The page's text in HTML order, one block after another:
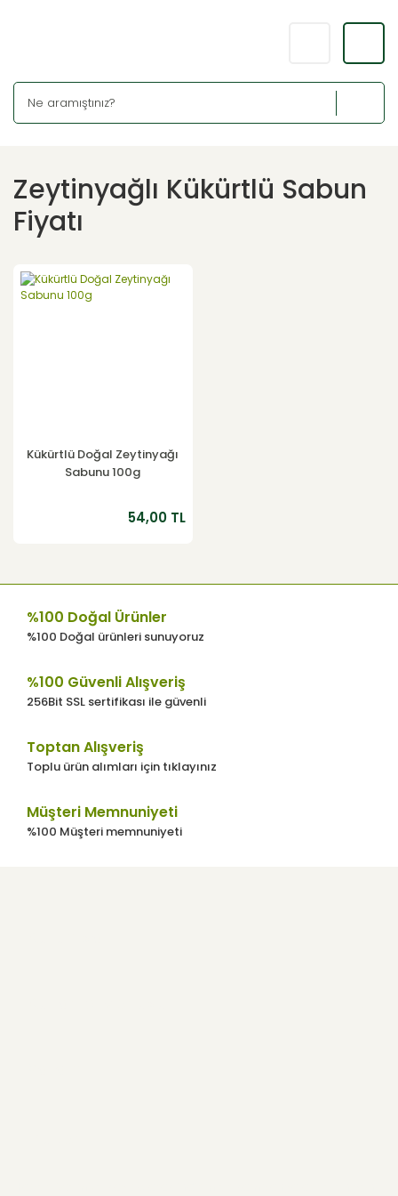
Zeytinyağlı Kükürtlü Sabun
Fiyatı
Kükürtlü Doğal Zeytinyağı
Sabunu 100g
54,00 TL
%100 Doğal Ürünler
%100 Doğal ürünleri sunuyoruz
%100 Güvenli Alışveriş
256Bit SSL sertifikası ile güvenli
Toptan Alışveriş
Toplu ürün alımları için tıklayınız
Müşteri Memnuniyeti
%100 Müşteri memnuniyeti